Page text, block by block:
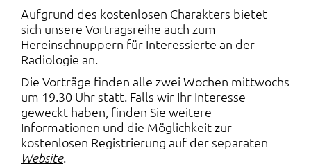
Aufgrund des kostenlosen Charakters bietet
sich unsere Vortragsreihe auch zum
Hereinschnuppern für Interessierte an der
Radiologie an.
Die Vorträge finden alle zwei Wochen mittwochs
um 19.30 Uhr statt. Falls wir Ihr Interesse
geweckt haben, finden Sie weitere
Informationen und die Möglichkeit zur
kostenlosen Registrierung auf der separaten
Website.